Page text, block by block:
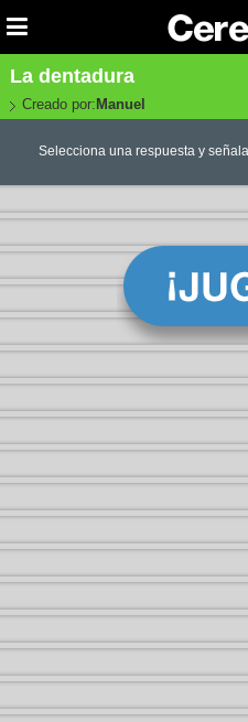
La dentadura
Creado por: Manuel
Selecciona una respuesta y